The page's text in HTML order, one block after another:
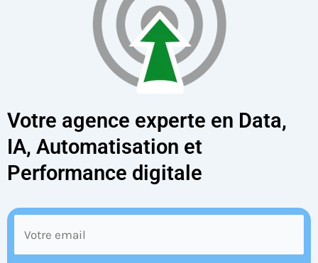
Votre agence experte en Data,
IA, Automatisation et
Performance digitale